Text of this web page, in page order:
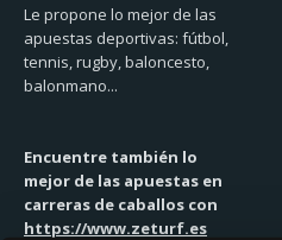
Le propone lo mejor de las
apuestas deportivas: fútbol,
tennis, rugby, baloncesto,
balonmano...
Encuentre también lo
mejor de las apuestas en
carreras de caballos con
https://www.zeturf.es